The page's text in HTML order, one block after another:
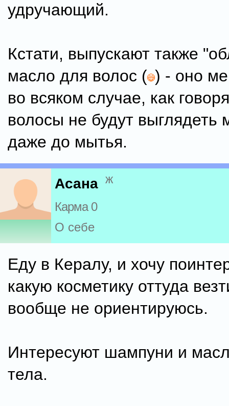
удручающий.
Кстати, выпускают также
масло для волос ( ) - оно
во всяком случае, как
волосы не будут выглядеть
даже до мытья.
Асана ж
Карма 0
О себе
Еду в Кералу, и хочу
какую косметику оттуда
вообще не ориентируюсь.
Интересуют шампуни и
тела.